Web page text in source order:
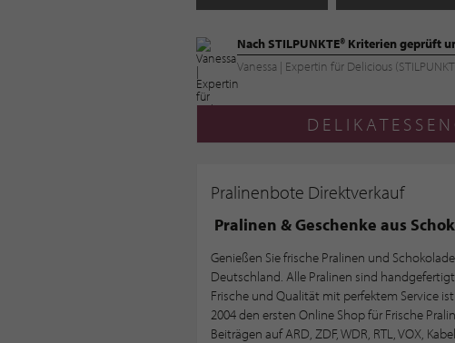
Nach STILPUNKTE® Kriterien geprüft
Vanessa | Expertin für Delicious
Pralinenbote Direktverkauf
Pralinen & Geschenke aus
Genießen Sie frische Pralinen und
Deutschland. Alle Pralinen sind
Frische und Qualität mit perfektem Service
2004 den ersten Online Shop für Frische
Beiträgen auf ARD, ZDF, WDR, RTL, VOX,